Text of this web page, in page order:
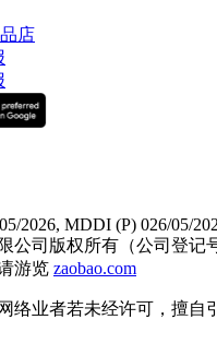
店
2026, MDDI (P) 026/05/
公司版权所有（公司登记
游览 zaobao.com
络业者若未经许可，擅自